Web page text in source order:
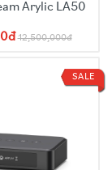
Arylic LA50
12,500,000đ
SALE